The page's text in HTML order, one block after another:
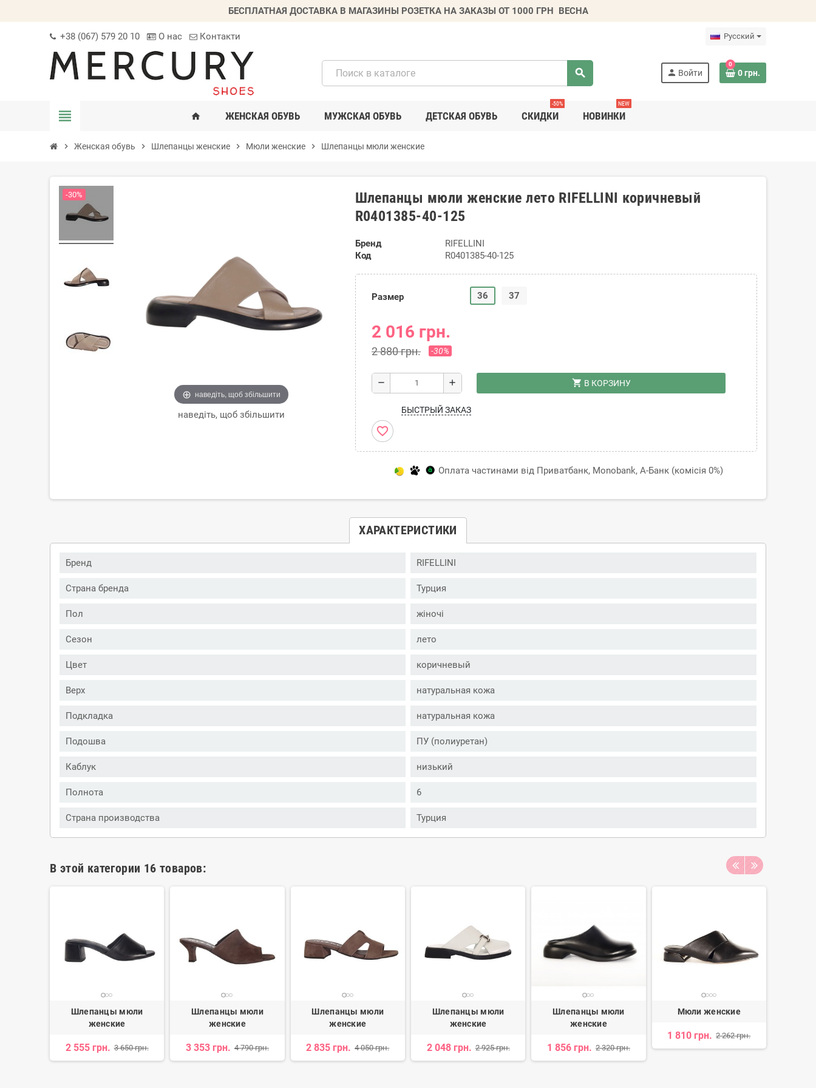
БЕСПЛАТНАЯ ДОСТАВКА В МАГАЗИНЫ РОЗЕТКА НА ЗАКАЗЫ ОТ 1000 ГРН ВЕСНА
+38 (067) 579 20 10 О нас Контакти Русский
search person Войти
0
0 грн.
view_headline home ЖЕНСКАЯ ОБУВЬ МУЖСКАЯ ОБУВЬ ДЕТСКАЯ ОБУВЬ СКИДКИ
-50%
НОВИНКИ
NEW
chevron_right Женская обувь chevron_right Шлепанцы женские chevron_right Мюли женские chevron_right Шлепанцы мюли женские
наведіть, щоб збільшити
наведіть, щоб збільшити
-30%
Шлепанцы мюли женские лето RIFELLINI коричневый
R0401385-40-125
Бренд
RIFELLINI
Код
R0401385-40-125
Размер 36 37
2 016 грн.
2 880 грн. -30%
remove add shopping_cart В КОРЗИНУ
БЫСТРЫЙ ЗАКАЗ
favorite_border
Оплата частинами від Приватбанк, Monobank, А-Банк (комісія 0%)
ХАРАКТЕРИСТИКИ
Бренд RIFELLINI
Страна бренда Турция
Пол жіночі
Сезон лето
Цвет коричневый
Верх натуральная кожа
Подкладка натуральная кожа
Подошва ПУ (полиуретан)
Каблук низький
Полнота 6
Страна производства Турция
В этой категории 16 товаров:
Шлепанцы мюли
женские
2 555 грн. 3 650 грн.
Шлепанцы мюли
женские
3 353 грн. 4 790 грн.
Шлепанцы мюли
женские
2 835 грн. 4 050 грн.
Шлепанцы мюли
женские
2 048 грн. 2 925 грн.
Шлепанцы мюли
женские
1 856 грн. 2 320 грн.
Мюли женские
1 810 грн. 2 262 грн.